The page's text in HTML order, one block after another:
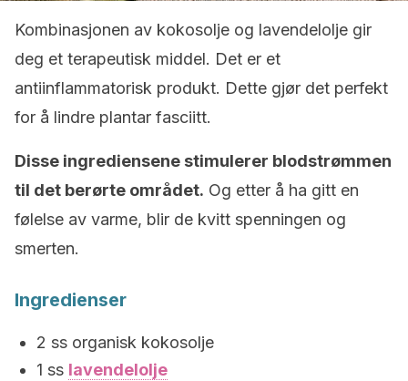
Kombinasjonen av kokosolje og lavendelolje gir
deg et terapeutisk middel. Det er et
antiinflammatorisk produkt. Dette gjør det perfekt
for å lindre plantar fasciitt.
Disse ingrediensene stimulerer blodstrømmen
til det berørte området. Og etter å ha gitt en
følelse av varme, blir de kvitt spenningen og
smerten.
Ingredienser
2 ss organisk kokosolje
1 ss lavendelolje